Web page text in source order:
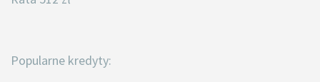
Popularne kredyty: